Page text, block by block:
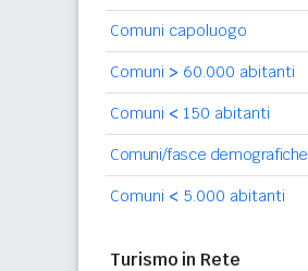
Comuni capoluogo
Comuni > 60.000 abitanti
Comuni < 150 abitanti
Comuni/fasce demografiche
Comuni < 5.000 abitanti
Turismo in Rete